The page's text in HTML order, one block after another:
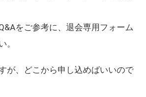
をご参考に、退会専用フォーム
。
が、どこから申し込めばいいので